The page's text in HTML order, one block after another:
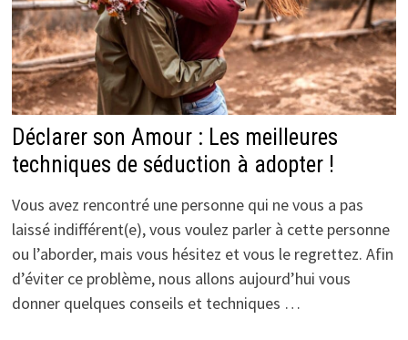
Déclarer son Amour : Les meilleures
techniques de séduction à adopter !
Vous avez rencontré une personne qui ne vous a pas
laissé indifférent(e), vous voulez parler à cette personne
ou l’aborder, mais vous hésitez et vous le regrettez. Afin
d’éviter ce problème, nous allons aujourd’hui vous
donner quelques conseils et techniques …